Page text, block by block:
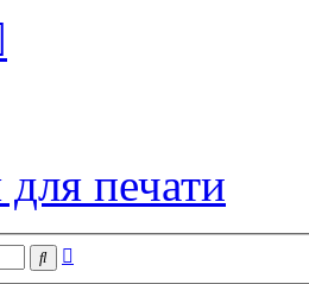
печати
Поиск